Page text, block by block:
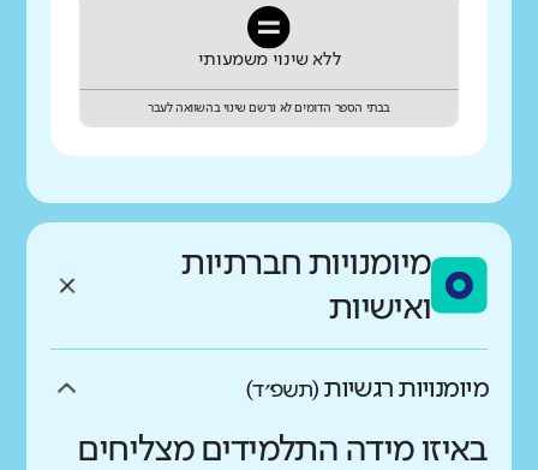
ללא שינוי משמעותי
בבתי הספר הדומים לא נרשם שינוי בהשוואה לעבר
מיומנויות חברתיות
ואישיות
מיומנויות רגשיות (תשפ״ד)
באיזו מידה התלמידים מצליחים